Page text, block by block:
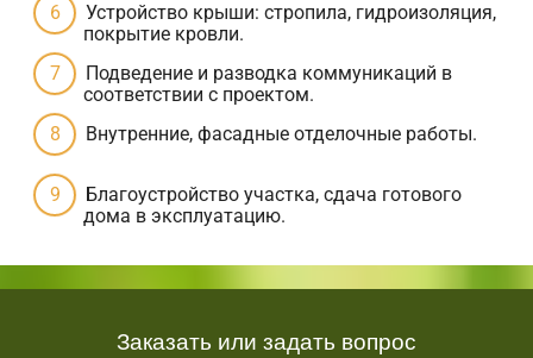
Устройство крыши: стропила, гидроизоляция,
покрытие кровли.
Подведение и разводка коммуникаций в
соответствии с проектом.
Внутренние, фасадные отделочные работы.
Благоустройство участка, сдача готового
дома в эксплуатацию.
Заказать или задать вопрос